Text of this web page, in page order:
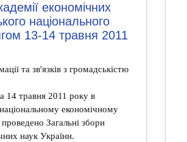
економічних
національного
13-14 травня 2011
та зв'язків з громадськістю
14 травня 2011 року в
економічному
проведено Загальні збори
наук України.